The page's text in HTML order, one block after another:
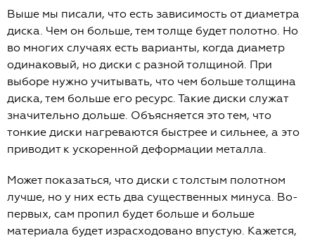
Выше мы писали, что есть зависимость от диаметра
диска. Чем он больше, тем толще будет полотно. Но
во многих случаях есть варианты, когда диаметр
одинаковый, но диски с разной толщиной. При
выборе нужно учитывать, что чем больше толщина
диска, тем больше его ресурс. Такие диски служат
значительно дольше. Объясняется это тем, что
тонкие диски нагреваются быстрее и сильнее, а это
приводит к ускоренной деформации металла.
Может показаться, что диски с толстым полотном
лучше, но у них есть два существенных минуса. Во-
первых, сам пропил будет больше и больше
материала будет израсходовано впустую. Кажется,